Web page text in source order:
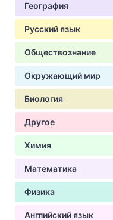
География
Русский язык
Обществознание
Окружающий мир
Биология
Другое
Химия
Математика
Физика
Английский язык